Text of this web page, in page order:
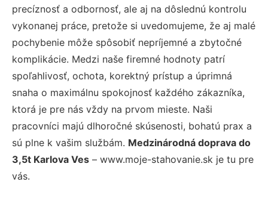
precíznosť a odbornosť, ale aj na dôslednú kontrolu
vykonanej práce, pretože si uvedomujeme, že aj malé
pochybenie môže spôsobiť nepríjemné a zbytočné
komplikácie. Medzi naše firemné hodnoty patrí
spoľahlivosť, ochota, korektný prístup a úprimná
snaha o maximálnu spokojnosť každého zákazníka,
ktorá je pre nás vždy na prvom mieste. Naši
pracovníci majú dlhoročné skúsenosti, bohatú prax a
sú plne k vašim službám. Medzinárodná doprava do
3,5t Karlova Ves – www.moje-stahovanie.sk je tu pre
vás.